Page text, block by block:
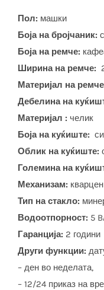
Пол: машки
Боја на бројчаник:
Боја на ремче:
Ширина на ремче:
Материјал на
Дебелина на
Материјал : челик
Боја на куќиште:
Облик на куќиште:
Големина на
Механизам: кварцен
Тип на стакло:
Водоотпорност: 5
Гаранција: 2 години
Други функции:
– ден во неделата,
– 12/24 приказ на